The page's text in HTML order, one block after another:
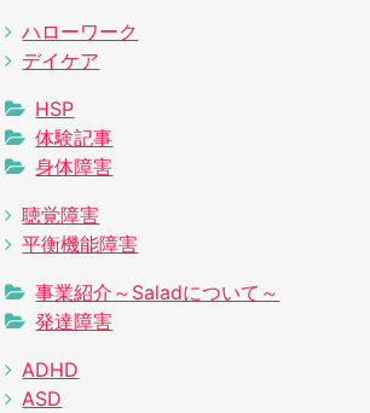
ハローワーク
デイケア
HSP
体験記事
身体障害
聴覚障害
平衡機能障害
事業紹介～Saladについて～
発達障害
ADHD
ASD